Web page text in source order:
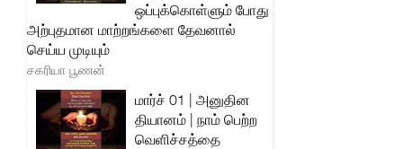
ஒப்புக்கொள்ளும் போது
அற்புதமான மாற்றங்களை தேவனால்
செய்ய முடியும்
சகரியா பூணன்
மார்ச் 01 | அனுதின
தியானம் | நாம் பெற்ற
வெளிச்சத்தை